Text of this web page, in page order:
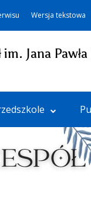
Wersja tekstowa
im. Jana